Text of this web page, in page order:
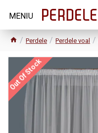
Perdele Perdele voal
Out Of Stock